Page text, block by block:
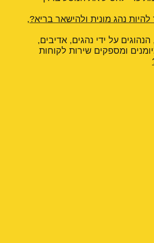
להיות נהג מונית ולהישאר בריא?,
על ידי נהגים, אדיבים,
ומספקים שירות לקוחות